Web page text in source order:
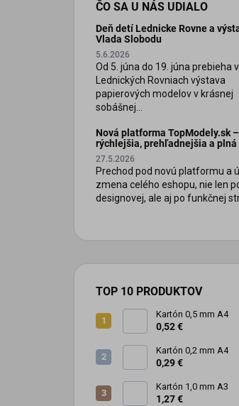
ČO SA U NÁS UDIALO
Deň detí Lednicke Rovne a
Vlada Slobodu
5.6.2026
Od 5. júna do 19. júna prebieha v
Lednických Rovniach výstava
papierových modelov v krásnej
sobášnej...
Nová platforma TopModely.sk –
rýchlejšia, prehľadnejšia a
27.5.2026
Prechod pod novú platformu a
zmena celého eshopu, nie len
designovej, ale aj po funkčnej
TOP 10 PRODUKTOV
Kartón 0,5 mm A4
0,52 €
Kartón 0,2 mm A4
0,29 €
Kartón 1,0 mm A3
1,27 €